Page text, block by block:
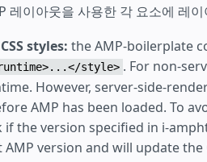
레이아웃을 사용한 각 요소에 레
styles: the AMP-boilerplate
style> . For non-
However, server-side-
AMP has been loaded. To
the version specified in i-
version and will update the